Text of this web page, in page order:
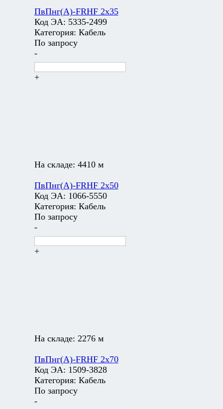
ПвПнг(А)-FRHF 2х35
Код ЭА: 5335-2499
Категория: Кабель
По запросу
-
+
На складе: 4410 м
ПвПнг(А)-FRHF 2х50
Код ЭА: 1066-5550
Категория: Кабель
По запросу
-
+
На складе: 2276 м
ПвПнг(А)-FRHF 2х70
Код ЭА: 1509-3828
Категория: Кабель
По запросу
-